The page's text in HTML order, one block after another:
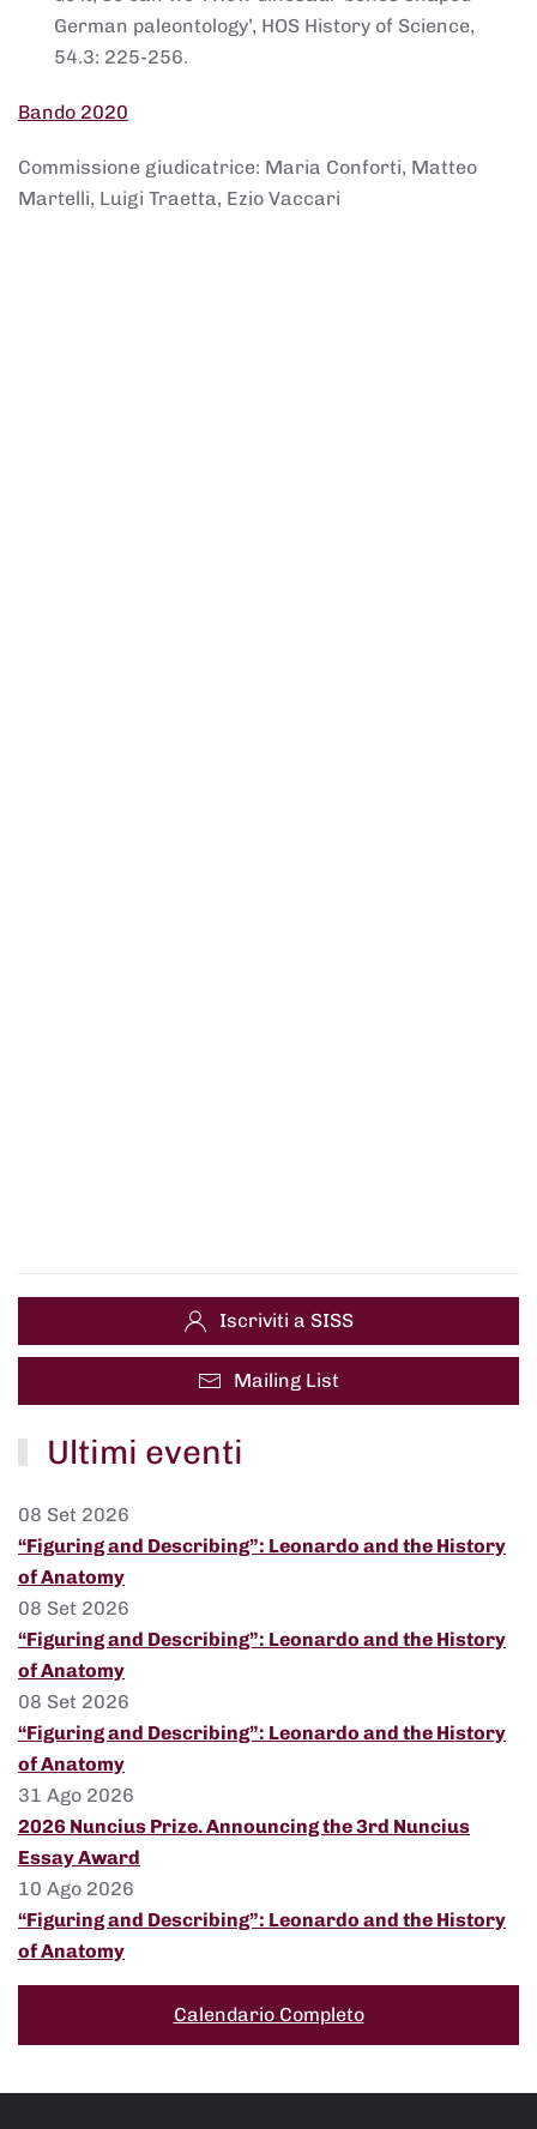
German paleontology’, HOS History of Science,
54.3: 225-256.
Bando 2020
Commissione giudicatrice: Maria Conforti, Matteo
Martelli, Luigi Traetta, Ezio Vaccari
Iscriviti a SISS
Mailing List
Ultimi eventi
08 Set 2026
“Figuring and Describing”: Leonardo and the History
of Anatomy
08 Set 2026
“Figuring and Describing”: Leonardo and the History
of Anatomy
08 Set 2026
“Figuring and Describing”: Leonardo and the History
of Anatomy
31 Ago 2026
2026 Nuncius Prize. Announcing the 3rd Nuncius
Essay Award
10 Ago 2026
“Figuring and Describing”: Leonardo and the History
of Anatomy
Calendario Completo